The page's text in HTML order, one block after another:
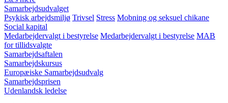
Samarbejdsudvalget
Psykisk arbejdsmiljø Trivsel Stress Mobning og seksuel chikane
Social kapital
Medarbejdervalgt i bestyrelse Medarbejdervalgt i bestyrelse MAB
for tillidsvalgte
Samarbejdsaftalen
Samarbejdskursus
Europæiske Samarbejdsudvalg
Samarbejdsprisen
Udenlandsk ledelse